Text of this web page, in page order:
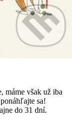
máme však už iba
sa!
do 31 dní.